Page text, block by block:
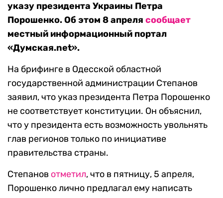
указу президента Украины Петра
Порошенко. Об этом 8 апреля сообщает
местный информационный портал
«Думская.net».
На брифинге в Одесской областной
государственной администрации Степанов
заявил, что указ президента Петра Порошенко
не соответствует конституции. Он объяснил,
что у президента есть возможность увольнять
глав регионов только по инициативе
правительства страны.
Степанов отметил, что в пятницу, 5 апреля,
Порошенко лично предлагал ему написать